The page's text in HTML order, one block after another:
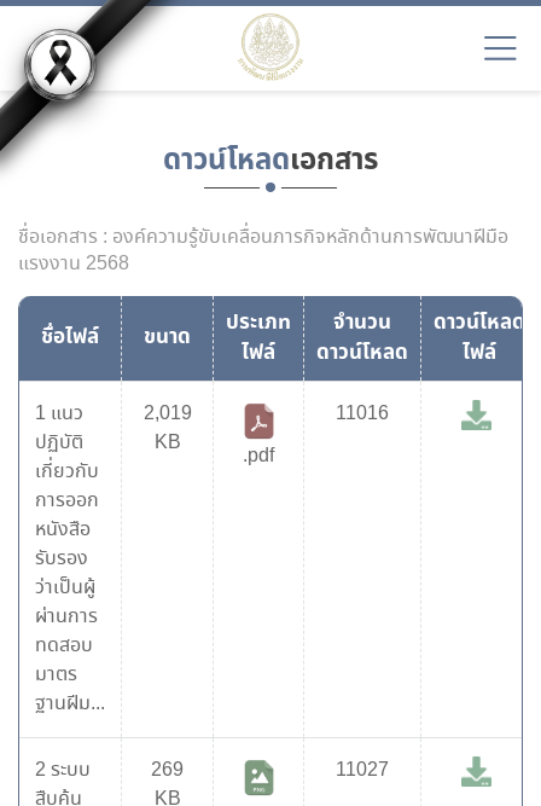
ดาวน์โหลดเอกสาร
ชื่อเอกสาร : องค์ความรู้ขับเคลื่อนภารกิจหลักด้านการพัฒนาฝีมือ
แรงงาน 2568
ชื่อไฟล์ ขนาด
ประเภท
ไฟล์
จำนวน
ดาวน์โหลด
ดาวน์โหลด
ไฟล์
1 แนว
ปฏิบัติ
เกี่ยวกับ
การออก
หนังสือ
รับรอง
ว่าเป็นผู้
ผ่านการ
ทดสอบ
มาตร
ฐานฝีม...
2,019
KB
.pdf
11016
2 ระบบ
สืบค้น
269
KB
11027